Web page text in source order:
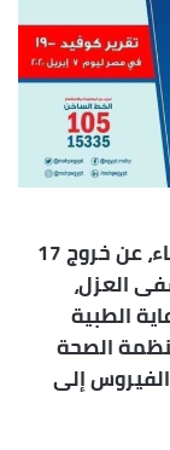
أعلنت وزارة الصحة والسكان، اليوم، الثلاثاء، عن خروج 17
العزل،
الطبية
الصحة
إلى